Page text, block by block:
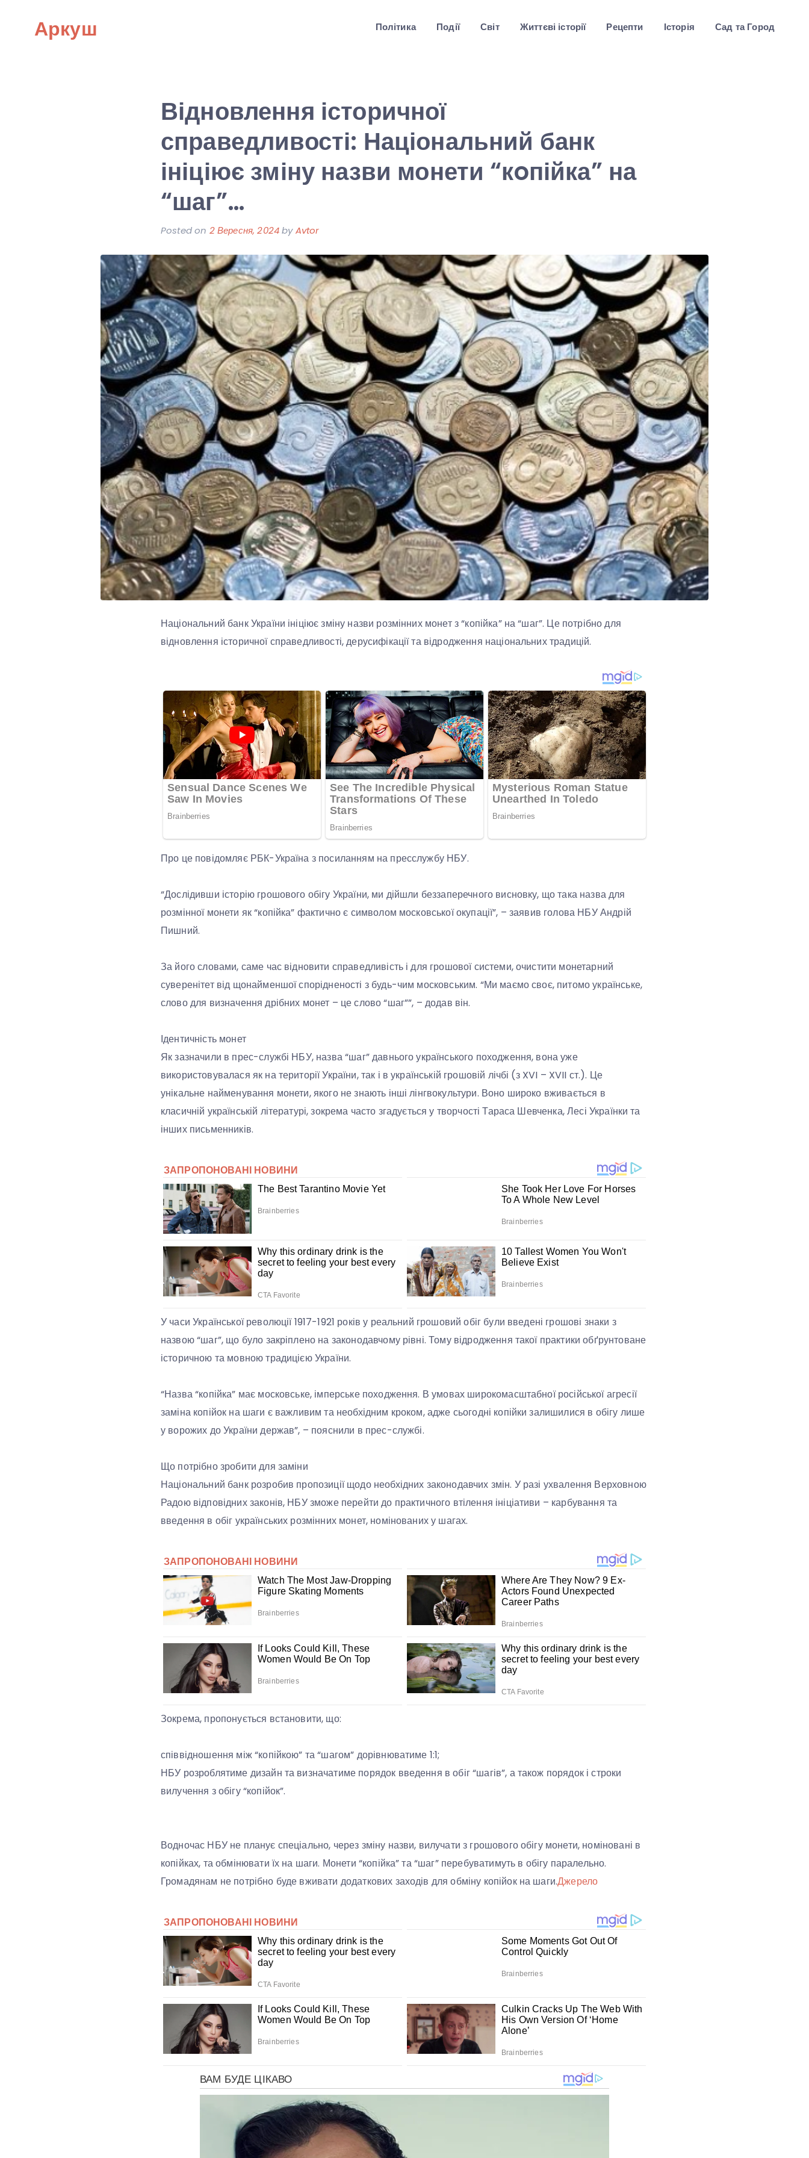
Аркуш Політика Події Світ Життєві історії Рецепти Історія Сад та Город
Відновлення історичної
справедливості: Національний банк
ініціює зміну назви монети “кoпійка” на
“шаг”…
Posted on 2 Вересня, 2024byAvtor
Національний банк України ініціює зміну назви розмінних монет з “копійка” на “шаг”. Це потрібно для
відновлення історичної справедливості, дерусифікації та відродження національних традицій.
Про це повідомляє РБК-Україна з посиланням на пресслужбу НБУ.
“Дослідивши історію грошового обігу України, ми дійшли беззаперечного висновку, що така назва для
розмінної монети як “копійка” фактично є символом московської окупації”, – заявив голова НБУ Андрій
Пишний.
За його словами, саме час відновити справедливість і для грошової системи, очистити монетарний
суверенітет від щонайменшої спорідненості з будь-чим московським. “Ми маємо своє, питомо українське,
слово для визначення дрібних монет – це слово “шаг””, – додав він.
Ідентичність монет
Як зазначили в прес-службі НБУ, назва “шаг” давнього українського походження, вона уже
використовувалася як на території України, так і в українській грошовій лічбі (з XVI – XVII ст.). Це
унікальне найменування монети, якого не знають інші лінгвокультури. Воно широко вживається в
класичній українській літературі, зокрема часто згадується у творчості Тараса Шевченка, Лесі Українки та
інших письменників.
У часи Української революції 1917-1921 років у реальний грошовий обіг були введені грошові знаки з
назвою “шаг”, що було закріплено на законодавчому рівні. Тому відродження такої практики обґрунтоване
історичною та мовною традицією України.
“Назва “копійка” має московське, імперське походження. В умовах широкомасштабної російської агресії
заміна копійок на шаги є важливим та необхідним кроком, адже сьогодні копійки залишилися в обігу лише
у ворожих до України держав”, – пояснили в прес-службі.
Що потрібно зробити для заміни
Національний банк розробив пропозиції щодо необхідних законодавчих змін. У разі ухвалення Верховною
Радою відповідних законів, НБУ зможе перейти до практичного втілення ініціативи – карбування та
введення в обіг українських розмінних монет, номінованих у шагах.
Зокрема, пропонується встановити, що:
співвідношення між “копійкою” та “шагом” дорівнюватиме 1:1;
НБУ розроблятиме дизайн та визначатиме порядок введення в обіг “шагів”, а також порядок і строки
вилучення з обігу “копійок”.
Водночас НБУ не планує спеціально, через зміну назви, вилучати з грошового обігу монети, номіновані в
копійках, та обмінювати їх на шаги. Монети “копійка” та “шаг” перебуватимуть в обігу паралельно.
Громадянам не потрібно буде вживати додаткових заходів для обміну копійок на шаги.Джерело